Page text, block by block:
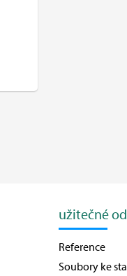
užitečné
Reference
Soubory ke